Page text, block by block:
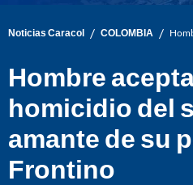
Noticias Caracol / COLOMBIA /
Hombre
homicidio del
amante de su
Frontino